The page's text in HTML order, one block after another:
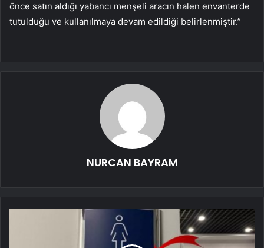
önce satın aldığı yabancı menşeli aracın halen envanterde
tutulduğu ve kullanılmaya devam edildiği belirlenmiştir.”
NURCAN BAYRAM